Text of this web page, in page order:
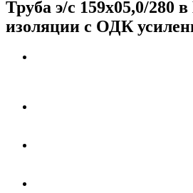
Труба э/с 159х05,0/
изоляции с ОДК